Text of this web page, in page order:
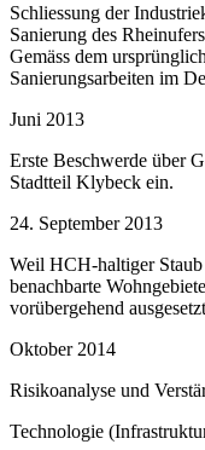
Schliessung der
Sanierung des
Gemäss dem
Sanierungsarbeiten im
Juni 2013
Erste Beschwerde über
Stadtteil Klybeck ein.
24. September 2013
Weil HCH-haltiger
benachbarte
vorübergehend
Oktober 2014
Risikoanalyse und
Technologie